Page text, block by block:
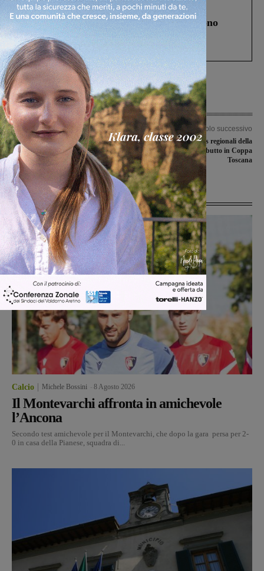
Cronaca 4 Agosto 2026
Un anno fa la strage in A1 in cui morirono
Gianni, Giulia e Franco. Lo schianto, il
processo, lo stop ai sorpassi fra tir....
Articolo precedente
Furto al Magiotti, trovato anche il
ricettatore. Denunciato a piede libero
un 39enne di Assisi
Articolo successivo
Gli junores regionali della
Sangiovannese al debutto in Coppa
Toscana
Ultime Notizie
Calcio Michele Bossini 8 Agosto 2026
Il Montevarchi affronta in amichevole
l’Ancona
Secondo test amichevole per il Montevarchi, che dopo la gara persa per 2-
0 in casa della Pianese, squadra di...